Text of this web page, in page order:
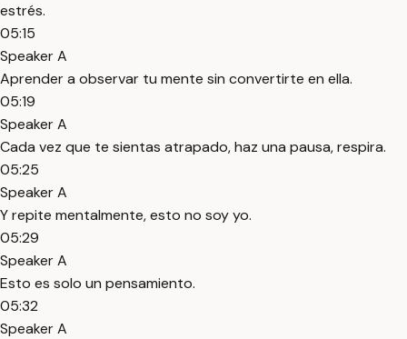
estrés.
05:15
Speaker A
Aprender a observar tu mente sin convertirte en ella.
05:19
Speaker A
Cada vez que te sientas atrapado, haz una pausa, respira.
05:25
Speaker A
Y repite mentalmente, esto no soy yo.
05:29
Speaker A
Esto es solo un pensamiento.
05:32
Speaker A